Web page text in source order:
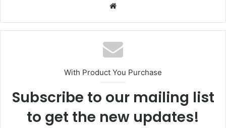
Website
With Product You Purchase
Subscribe to our mailing list
to get the new updates!